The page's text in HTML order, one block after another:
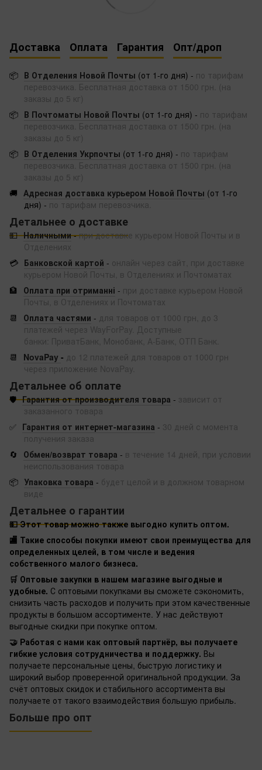
Доставка Оплата Гарантия Опт/дроп
📦 В Отделения Новой Почты (от 1-го дня) - по тарифам
перевозчика. Бесплатная доставка от 1500 грн. (на
заказы до 5 кг)
📦 В Почтоматы Новой Почты (от 1-го дня) - по тарифам
перевозчика. Бесплатная доставка от 1500 грн. (на
заказы до 5 кг)
📦 В Отделения Укрпочты (от 1-го дня) - по тарифам
перевозчика. Бесплатная доставка от 1500 грн. (на
заказы до 5 кг)
🚚 Адресная доставка курьером Новой Почты (от 1-го
дня) - по тарифам перевозчика.
Детальнее о доставке
💵 Наличными-при доставке курьером Новой Почты и в
Отделениях
💳 Банковской картой - онлайн через сайт, при доставке
курьером Новой Почты, в Отделениях и Почтоматах
🏦
Оплата при отриманні - при доставке курьером Новой
Почты, в Отделениях и Почтоматах
📆
Оплата частями - для товаров от 1000 грн, до 3
платежей через WayForPay. Доступные
банки: ПриватБанк, Монобанк, А-Банк, ОТП Банк.
📆
NovaPay - до 12 платежей для товаров от 1000 грн
через приложение NovaPay.
Детальнее об оплате
🛡️ Гарантия от производителя товара - зависит от
заказанного товара
✅ Гарантия от интернет-магазина - 30 дней с момента
получения заказа
🔄
Обмен/возврат товара - в течение 14 дней, при условии
неиспользования товара
📦 Упаковка товара - будет целой и в должном товарном
виде
Детальнее о гарантии
💵 Этот товар можно также выгодно купить оптом.
🏬 Такие способы покупки имеют свои преимущества для
определенных целей, в том числе и ведения
собственного малого бизнеса.
🛒 Оптовые закупки в нашем магазине выгодные и
удобные. С оптовыми покупками вы сможете сэкономить,
снизить часть расходов и получить при этом качественные
продукты в большом ассортименте. У нас действуют
выгодные скидки при покупке оптом.
🤝 Работая с нами как оптовый партнёр, вы получаете
гибкие условия сотрудничества и поддержку. Вы
получаете персональные цены, быструю логистику и
широкий выбор проверенной оригинальной продукции. За
счёт оптовых скидок и стабильного ассортимента вы
получаете от такого взаимодействия большую прибыль.
Больше про опт